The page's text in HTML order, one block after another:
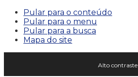
Pular para o conteúdo
Pular para o menu
Pular para a busca
Mapa do site
Alto contraste